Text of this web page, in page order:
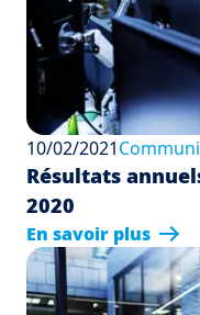
10/02/2021
Résultats
2020
En savoir plus